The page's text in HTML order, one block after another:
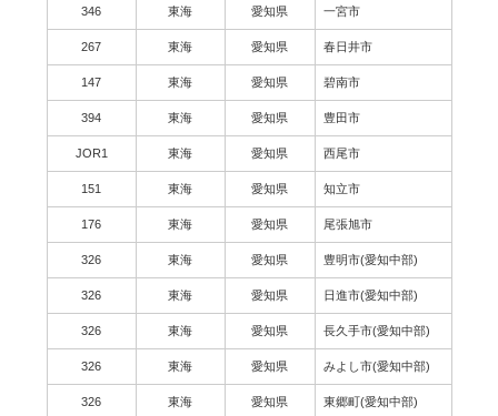
346 東海 愛知県 一宮市
267 東海 愛知県 春日井市
147 東海 愛知県 碧南市
394 東海 愛知県 豊田市
JOR1 東海 愛知県 西尾市
151 東海 愛知県 知立市
176 東海 愛知県 尾張旭市
326 東海 愛知県 豊明市(愛知中部)
326 東海 愛知県 日進市(愛知中部)
326 東海 愛知県 長久手市(愛知中部)
326 東海 愛知県 みよし市(愛知中部)
326 東海 愛知県 東郷町(愛知中部)